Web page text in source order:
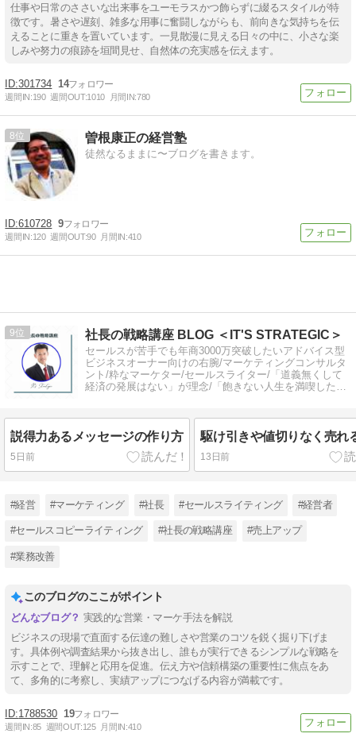
仕事や日常のささいな出来事をユーモラスかつ飾らずに綴るスタイルが特
徴です。暑さや遅刻、雑多な用事に奮闘しながらも、前向きな気持ちを伝
えることに重きを置いています。一見散漫に見える日々の中に、小さな楽
しみや努力の痕跡を垣間見せ、自然体の充実感を伝えます。
301734 14
週間IN:190 週間OUT:1010 月間IN:780
8 曽根康正の経営塾
徒然なるままに〜ブログを書きます。
610728 9
週間IN:120 週間OUT:90 月間IN:410
9 社長の戦略講座 BLOG ＜IT'S STRATEGIC＞
セールスが苦手でも年商3000万突破したいアドバイス型
ビジネスオーナー向けの右腕/マーケティングコンサルタ
ント/粋なマーケター/セールスライター/「道義無くして
経済の発展はない」が理念/「飽きない人生を満喫した
説得力あるメッセージの作り方
5日前
駆け引きや値切りなく売れ
13日前
#経営 #マーケティング #社長 #セールスライティング #経営者
#セールスコピーライティング #社長の戦略講座 #売上アップ
#業務改善
このブログのここがポイント
実践的な営業・マーケ手法を解説
ビジネスの現場で直面する伝達の難しさや営業のコツを鋭く掘り下げま
す。具体例や調査結果から抜き出し、誰もが実行できるシンプルな戦略を
示すことで、理解と応用を促進。伝え方や信頼構築の重要性に焦点をあ
て、多角的に考察し、実績アップにつなげる内容が満載です。
1788530 19
週間IN:85 週間OUT:125 月間IN:410